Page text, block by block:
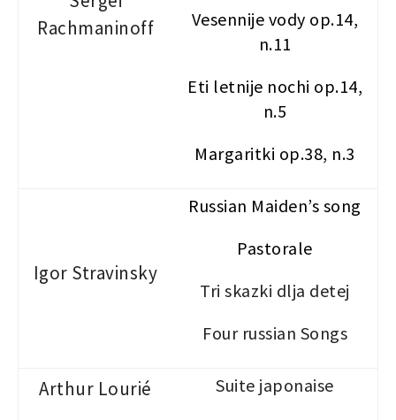
Rachmaninoff
Vesennije vody op.14,
n.11
Eti letnije nochi op.14,
n.5
Margaritki op.38, n.3
Igor Stravinsky
Russian Maiden’s song
Pastorale
Tri skazki dlja detej
Four russian Songs
Arthur Lourié Suite japonaise